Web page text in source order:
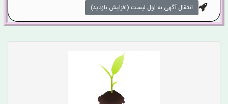
انتقال آگهی به اول لیست (افزایش بازدید)